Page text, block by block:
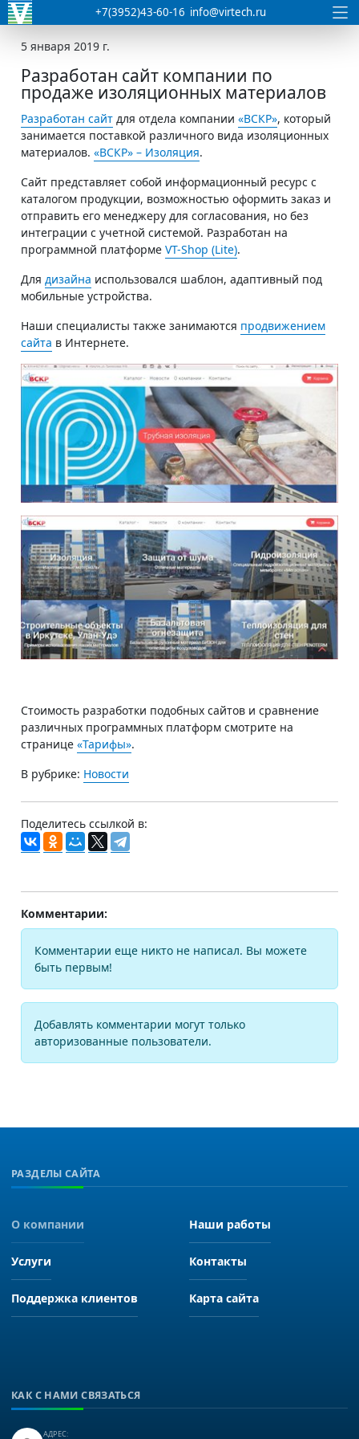
+7(3952)43-60-16 info@virtech.ru
5 января 2019 г.
Разработан сайт компании по
продаже изоляционных материалов
Разработан сайт для отдела компании «ВСКР», который
занимается поставкой различного вида изоляционных
материалов. «ВСКР» – Изоляция.
Сайт представляет собой информационный ресурс с
каталогом продукции, возможностью оформить заказ и
отправить его менеджеру для согласования, но без
интеграции с учетной системой. Разработан на
программной платформе VT-Shop (Lite).
Для дизайна использовался шаблон, адаптивный под
мобильные устройства.
Наши специалисты также занимаются продвижением
сайта в Интернете.
Стоимость разработки подобных сайтов и сравнение
различных программных платформ смотрите на
странице «Тарифы».
В рубрике: Новости
Поделитесь ссылкой в:
Комментарии:
Комментарии еще никто не написал. Вы можете
быть первым!
Добавлять комментарии могут только
авторизованные пользователи.
РАЗДЕЛЫ САЙТА
О компании Наши работы
Услуги Контакты
Поддержка клиентов Карта сайта
КАК С НАМИ СВЯЗАТЬСЯ
АДРЕС: